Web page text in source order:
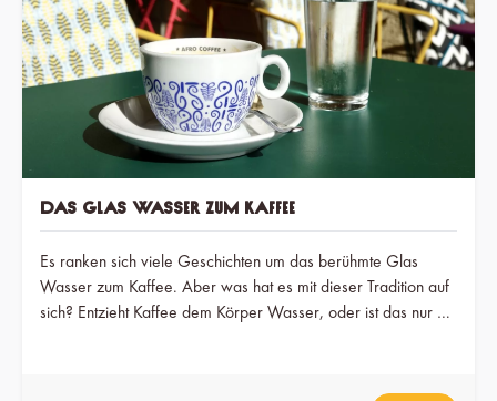
Das Glas Wasser zum Kaffee
Es ranken sich viele Geschichten um das berühmte Glas
Wasser zum Kaffee. Aber was hat es mit dieser Tradition auf
sich? Entzieht Kaffee dem Körper Wasser, oder ist das nur ein